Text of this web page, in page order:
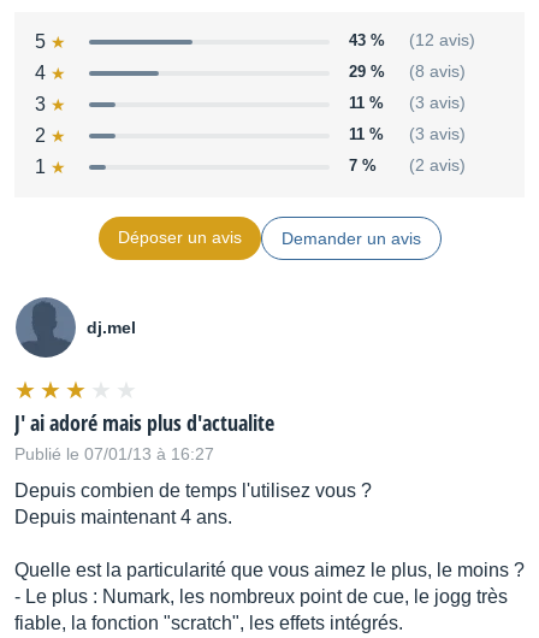
5 43 % (12 avis)
4 29 % (8 avis)
3 11 % (3 avis)
2 11 % (3 avis)
1 7 % (2 avis)
Déposer un avis Demander un avis
dj.mel
J' ai adoré mais plus d'actualite
Publié le 07/01/13 à 16:27
Depuis combien de temps l'utilisez vous ?
Depuis maintenant 4 ans.
Quelle est la particularité que vous aimez le plus, le moins ?
- Le plus : Numark, les nombreux point de cue, le jogg très
fiable, la fonction "scratch", les effets intégrés.